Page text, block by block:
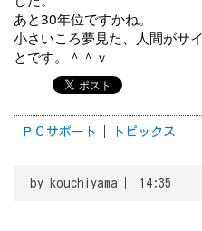
あと30年位ですかね。
小さいころ夢見た、人間がサ
とです。＾＾ｖ
ＰＣサポート トピックス
by kouchiyama 14:35